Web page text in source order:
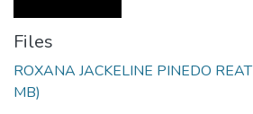
Files
ROXANA JACKELINE PINEDO
MB)